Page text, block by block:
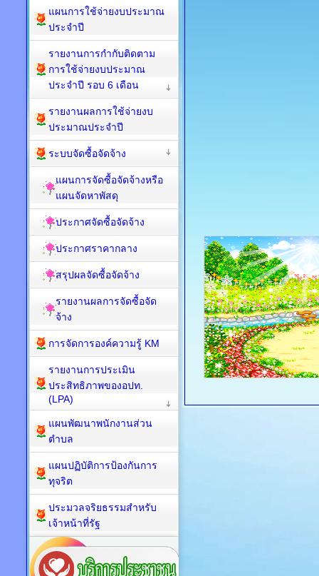
แผนการใช้จ่ายงบประมาณ
ประจำปี
รายงานการกำกับติดตาม
การใช้จ่ายงบประมาณ
ประจำปี รอบ 6 เดือน
รายงานผลการใช้จ่ายงบ
ประมาณประจำปี
ระบบจัดซื้อจัดจ้าง
แผนการจัดซื้อจัดจ้างหรือ
แผนจัดหาพัสดุ
ประกาศจัดซื้อจัดจ้าง
ประกาศราคากลาง
สรุปผลจัดซื้อจัดจ้าง
รายงานผลการจัดซื้อจัด
จ้าง
การจัดการองค์ความรู้ KM
รายงานการประเมิน
ประสิทธิภาพของอปท.
(LPA)
แผนพัฒนาพนักงานส่วน
ตำบล
แผนปฏิบัติการป้องกันการ
ทุจริต
ประมวลจริยธรรมสำหรับ
เจ้าหน้าที่รัฐ